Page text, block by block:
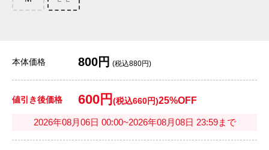
本体価格 800円 (税込880円)
値引き後価格 600円 (税込660円)25%OFF
2026年08月06日 00:00~2026年08月08日 23:59まで